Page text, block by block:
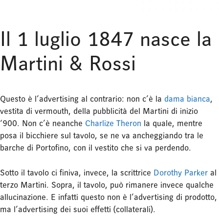
Il 1 luglio 1847 nasce la
Martini & Rossi
Questo è l’advertising al contrario: non c’è la dama bianca,
vestita di vermouth, della pubblicità del Martini di inizio
‘900. Non c’è neanche Charlize Theron la quale, mentre
posa il bicchiere sul tavolo, se ne va ancheggiando tra le
barche di Portofino, con il vestito che si va perdendo.
Sotto il tavolo ci finiva, invece, la scrittrice Dorothy Parker al
terzo Martini. Sopra, il tavolo, può rimanere invece qualche
allucinazione. E infatti questo non è l’advertising di prodotto,
ma l’advertising dei suoi effetti (collaterali).